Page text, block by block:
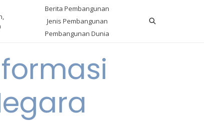
Berita Pembangunan
Jenis Pembangunan
Pembangunan Dunia